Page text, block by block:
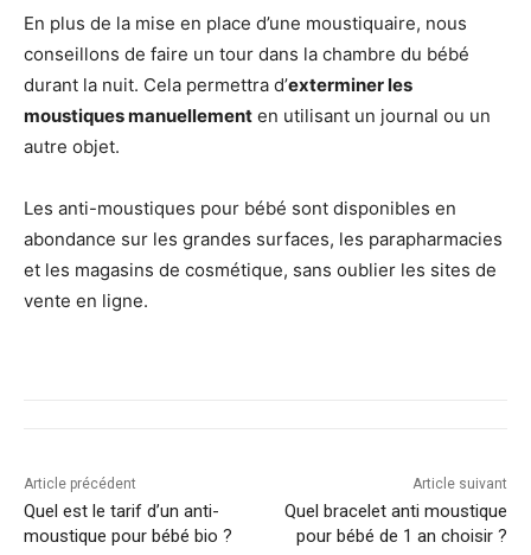
En plus de la mise en place d’une moustiquaire, nous
conseillons de faire un tour dans la chambre du bébé
durant la nuit. Cela permettra d’exterminer les
moustiques manuellement en utilisant un journal ou un
autre objet.
Les anti-moustiques pour bébé sont disponibles en
abondance sur les grandes surfaces, les parapharmacies
et les magasins de cosmétique, sans oublier les sites de
vente en ligne.
Article précédent
Quel est le tarif d’un anti-
moustique pour bébé bio ?
Article suivant
Quel bracelet anti moustique
pour bébé de 1 an choisir ?